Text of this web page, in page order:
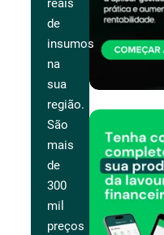
reais
de
insumos
na
sua
região.
São
mais
de
300
mil
preços